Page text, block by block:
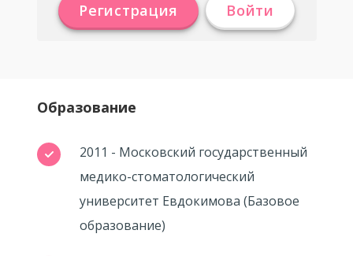
Регистрация Войти
Образование
2011 - Московский государственный
медико-стоматологический
университет Евдокимова (Базовое
образование)